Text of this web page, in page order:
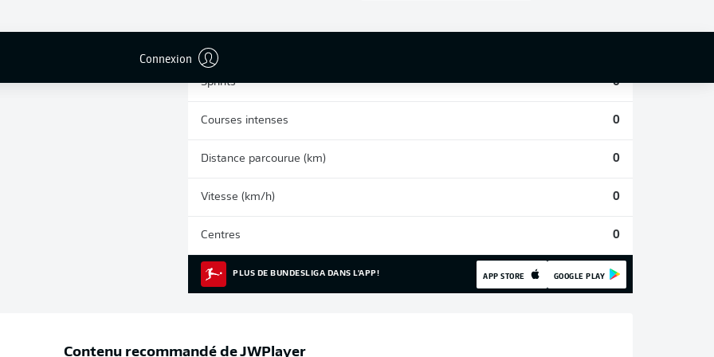
Connexion
Sprints 0
Courses intenses 0
Distance parcourue (km) 0
Vitesse (km/h) 0
Centres 0
PLUS DE BUNDESLIGA DANS L'APP! APP STORE GOOGLE PLAY
Contenu recommandé deJWPlayer